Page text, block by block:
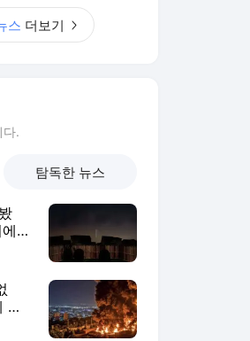
스 더보기
다.
탐독한 뉴스
종